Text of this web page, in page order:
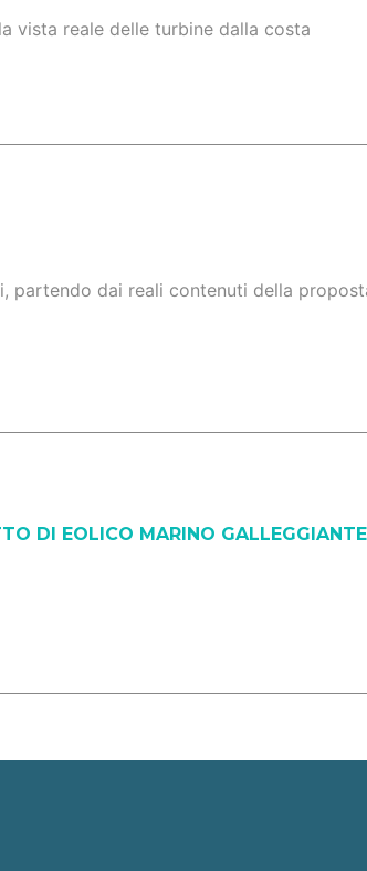
vista reale delle turbine dalla costa
partendo dai reali contenuti della
DI EOLICO MARINO